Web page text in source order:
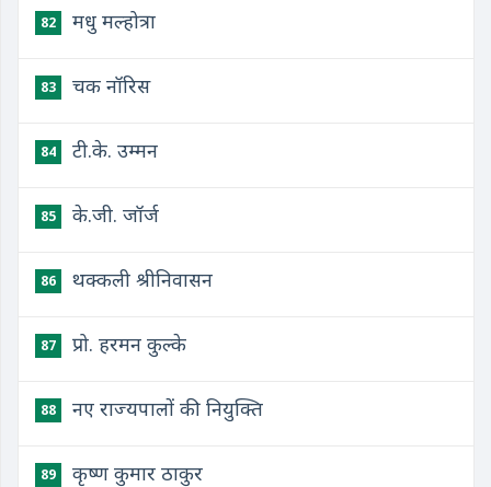
82 मधु मल्होत्रा
83 चक नॉरिस
84 टी.के. उम्मन
85 के.जी. जॉर्ज
86 थक्कली श्रीनिवासन
87 प्रो. हरमन कुल्के
88 नए राज्यपालों की नियुक्ति
89 कृष्ण कुमार ठाकुर